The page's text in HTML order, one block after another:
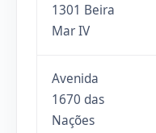
1301 Beira
Mar IV
Avenida
1670 das
Nações